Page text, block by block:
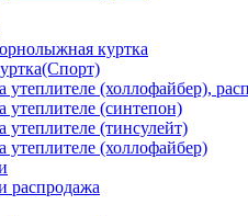
куртка
утеплителе (холлофайбер),
утеплителе (синтепон)
утеплителе (тинсулейт)
утеплителе (холлофайбер)
распродажа